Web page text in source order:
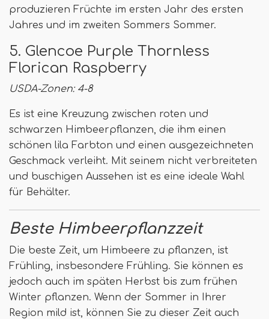
produzieren Früchte im ersten Jahr des ersten
Jahres und im zweiten Sommers Sommer.
5. Glencoe Purple Thornless
Florican Raspberry
USDA-Zonen: 4-8
Es ist eine Kreuzung zwischen roten und
schwarzen Himbeerpflanzen, die ihm einen
schönen lila Farbton und einen ausgezeichneten
Geschmack verleiht. Mit seinem nicht verbreiteten
und buschigen Aussehen ist es eine ideale Wahl
für Behälter.
Beste Himbeerpflanzzeit
Die beste Zeit, um Himbeere zu pflanzen, ist
Frühling, insbesondere Frühling. Sie können es
jedoch auch im späten Herbst bis zum frühen
Winter pflanzen. Wenn der Sommer in Ihrer
Region mild ist, können Sie zu dieser Zeit auch